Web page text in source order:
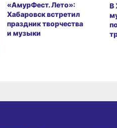
«АмурФест. Лето»:
Хабаровск встретил
праздник творчества
и музыки
В